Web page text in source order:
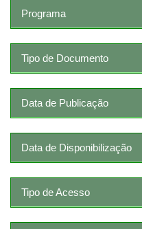
Programa
Tipo de Documento
Data de Publicação
Data de Disponibilização
Tipo de Acesso